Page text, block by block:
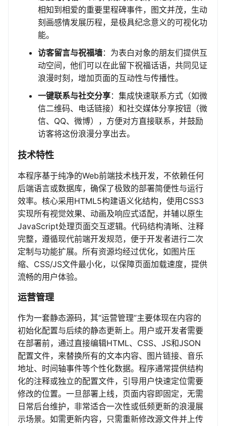
相知到相爱的重要里程碑事件，图文并茂，生动
刻画感情发展历程，是极具纪念意义的可视化功
能。
访客留言与祝福墙：为表白对象的朋友们提供互
动空间，他们可以在此留下祝福话语，共同见证
浪漫时刻，增加页面的互动性与传播性。
一键联系与社交分享：集成快速联系方式（如微
信二维码、电话链接）和社交媒体分享按钮（微
信、QQ、微博），方便对方直接联系，并鼓励
访客将这份浪漫分享出去。
技术特性
本程序基于纯净的Web前端技术栈开发，不依赖任何
后端语言或数据库，确保了极致的部署简便性与运行
效率。核心采用HTML5构建语义化结构，使用CSS3
实现所有视觉效果、动画及响应式适配，并辅以原生
JavaScript处理页面交互逻辑。代码结构清晰、注释
完整，遵循现代前端开发规范，便于开发者进行二次
定制与功能扩展。所有资源均经过优化，如图片压
缩、CSS/JS文件最小化，以保障页面加载速度，提供
流畅的用户体验。
运营管理
作为一套静态源码，其“运营管理”主要体现在内容的
初始化配置与后续的静态更新上。用户或开发者需要
在部署前，通过直接编辑HTML、CSS、JS和JSON
配置文件，来替换所有的文本内容、图片链接、音乐
地址、时间轴事件等个性化数据。程序通常提供结构
化的注释或独立的配置文件，引导用户快速定位需要
修改的位置。一旦部署上线，页面内容即固定，无需
日常后台维护，非常适合一次性或低频更新的浪漫展
示场景。如需更新内容，只需重新修改源文件并上传